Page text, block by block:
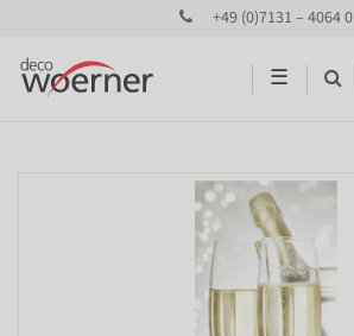
+49 (0)7131 – 4064 0
☰